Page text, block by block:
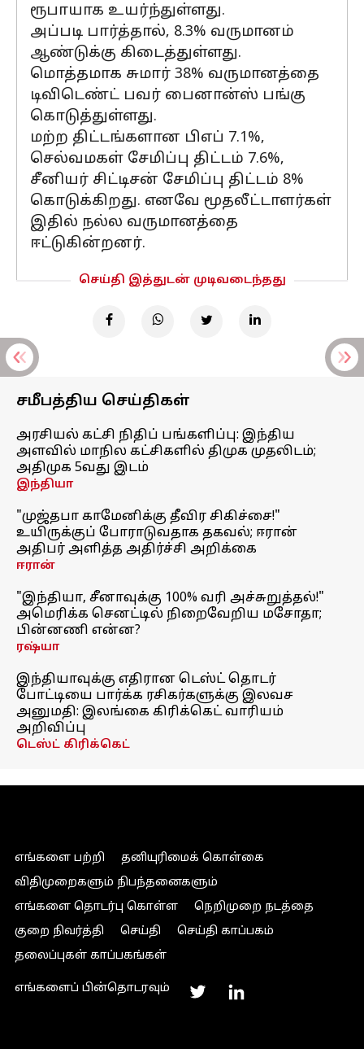
ரூபாயாக உயர்ந்துள்ளது.
அப்படி பார்த்தால், 8.3% வருமானம்
ஆண்டுக்கு கிடைத்துள்ளது.
மொத்தமாக சுமார் 38% வருமானத்தை
டிவிடெண்ட் பவர் பைனான்ஸ் பங்கு
கொடுத்துள்ளது.
மற்ற திட்டங்களான பிஎப் 7.1%,
செல்வமகள் சேமிப்பு திட்டம் 7.6%,
சீனியர் சிட்டிசன் சேமிப்பு திட்டம் 8%
கொடுக்கிறது. எனவே மூதலீட்டாளர்கள்
இதில் நல்ல வருமானத்தை
ஈட்டுகின்றனர்.
செய்தி இத்துடன் முடிவடைந்தது
சமீபத்திய செய்திகள்
அரசியல் கட்சி நிதிப் பங்களிப்பு: இந்திய
அளவில் மாநில கட்சிகளில் திமுக முதலிடம்;
அதிமுக 5வது இடம்
இந்தியா
"முஜ்தபா காமேனிக்கு தீவிர சிகிச்சை!"
உயிருக்குப் போராடுவதாக தகவல்; ஈரான்
அதிபர் அளித்த அதிர்ச்சி அறிக்கை
ஈரான்
"இந்தியா, சீனாவுக்கு 100% வரி அச்சுறுத்தல்!"
அமெரிக்க செனட்டில் நிறைவேறிய மசோதா;
பின்னணி என்ன?
ரஷ்யா
இந்தியாவுக்கு எதிரான டெஸ்ட் தொடர்
போட்டியை பார்க்க ரசிகர்களுக்கு இலவச
அனுமதி: இலங்கை கிரிக்கெட் வாரியம்
அறிவிப்பு
டெஸ்ட் கிரிக்கெட்
எங்களை பற்றி
தனியுரிமைக் கொள்கை
விதிமுறைகளும் நிபந்தனைகளும்
எங்களை தொடர்பு கொள்ள
நெறிமுறை நடத்தை
குறை நிவர்த்தி
செய்தி
செய்தி காப்பகம்
தலைப்புகள் காப்பகங்கள்
எங்களைப் பின்தொடரவும்